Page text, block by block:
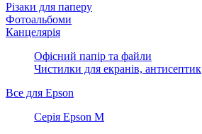
Різаки для паперу
Фотоальбоми
Канцелярія‎
Офісний папір та файли
Чистилки для екранів, антисептик
Все для Epson
Серія Epson M